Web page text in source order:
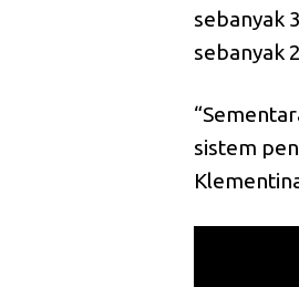
sebanyak
sebanyak
sistem